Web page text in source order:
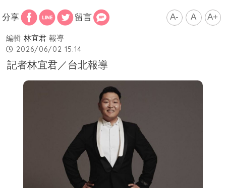
分享 留言 A- A A+
編輯 林宜君 報導
2026/06/02 15:14
記者林宜君／台北報導